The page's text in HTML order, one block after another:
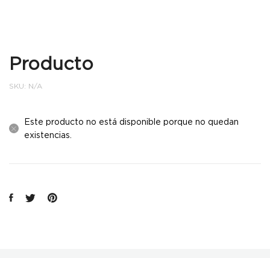
Producto
SKU: N/A
Este producto no está disponible porque no quedan
existencias.